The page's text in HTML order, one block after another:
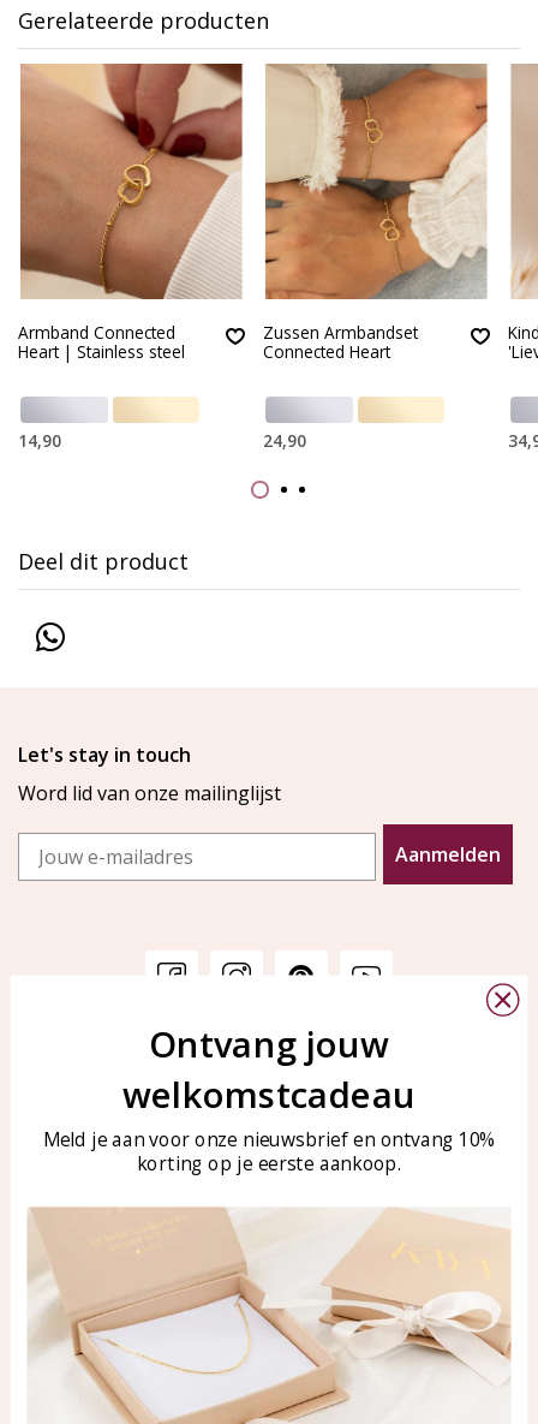
Gerelateerde producten
Armband Connected
Heart | Stainless steel
14,90
Zussen Armbandset
Connected Heart
24,90
Deel dit product
Let's stay in touch
Word lid van onze mailinglijst
Email
Aanmelden
Veelgestelde vragen
Sieraden onderhouden
KAYA Sieraden
Bellen of WhatsApp Ma-Vr
tussen 09:00-17:00
Tel: 0850003187
WhatsApp: 0850003187
klantenservice@kayasierade
Producten
Alle producten
Nieuwe producten
KAYA Sieraden
Over ons
Samenwerken?
Ontvang jouw
welkomstcadeau
Meld je aan voor onze nieuwsbrief en ontvang 10%
korting op je eerste aankoop.